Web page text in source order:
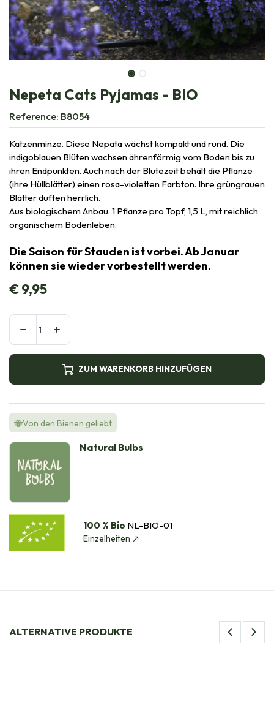
Nepeta Cats Pyjamas - BIO
Reference: B8054
Katzenminze. Diese Nepata wächst kompakt und rund. Die
indigoblauen Blüten wachsen ährenförmig vom Boden bis zu
ihren Endpunkten. Auch nach der Blütezeit behält die Pflanze
(ihre Hüllblätter) einen rosa-violetten Farbton. Ihre grüngrauen
Blätter duften herrlich.
Aus biologischem Anbau. 1 Pflanze pro Topf, 1,5 L, mit reichlich
organischem Bodenleben.
Die Saison für Stauden ist vorbei. Ab Januar
können sie wieder vorbestellt werden.
€9,95
ZUM WARENKORB HINZUFÜGEN
🐝Von den Bienen geliebt
Natural Bulbs
100 % Bio NL-BIO-01
Einzelheiten
ALTERNATIVE PRODUKTE